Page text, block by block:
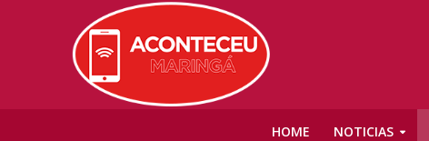
HOME NOTICIAS